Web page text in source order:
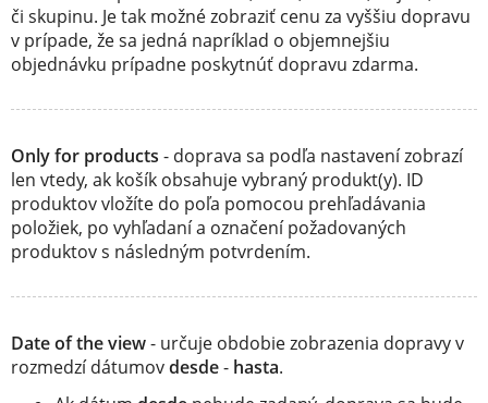
či skupinu. Je tak možné zobraziť cenu za vyššiu dopravu
v prípade, že sa jedná napríklad o objemnejšiu
objednávku prípadne poskytnúť dopravu zdarma.
Only for products - doprava sa podľa nastavení zobrazí
len vtedy, ak košík obsahuje vybraný produkt(y). ID
produktov vložíte do poľa pomocou prehľadávania
položiek, po vyhľadaní a označení požadovaných
produktov s následným potvrdením.
Date of the view- určuje obdobie zobrazenia dopravy v
rozmedzí dátumovdesde- hasta.